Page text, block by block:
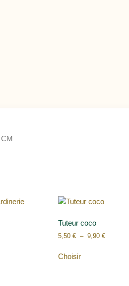
Tuteur coco
5,50€ – 9,90€
Choisir